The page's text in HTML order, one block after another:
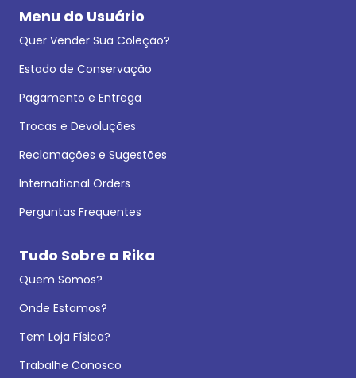
Menu do Usuário
Quer Vender Sua Coleção?
Estado de Conservação
Pagamento e Entrega
Trocas e Devoluções
Reclamações e Sugestões
International Orders
Perguntas Frequentes
Tudo Sobre a Rika
Quem Somos?
Onde Estamos?
Tem Loja Física?
Trabalhe Conosco